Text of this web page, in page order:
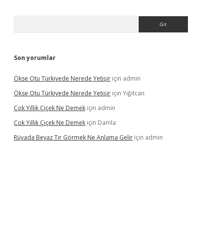
Son yorumlar
Ökse Otu Türkiyede Nerede Yetişir için admin
Ökse Otu Türkiyede Nerede Yetişir için Yiğitcan
Çok Yıllık Çiçek Ne Demek için admin
Çok Yıllık Çiçek Ne Demek için Damla
Rüyada Beyaz Tır Görmek Ne Anlama Gelir için admin